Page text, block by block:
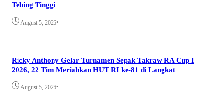
Tebing Tinggi
August 5, 2026•
Ricky Anthony Gelar Turnamen Sepak Takraw RA Cup I
2026, 22 Tim Meriahkan HUT RI ke-81 di Langkat
August 5, 2026•